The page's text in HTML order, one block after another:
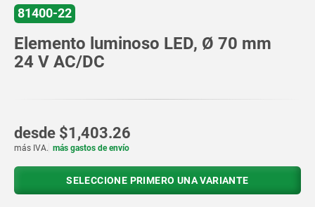
81400-22
Elemento luminoso LED, Ø 70 mm
24 V AC/DC
desde $1,403.26
más IVA. más gastos de envío
SELECCIONE PRIMERO UNA VARIANTE